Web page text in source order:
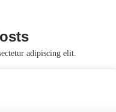
adipiscing elit.